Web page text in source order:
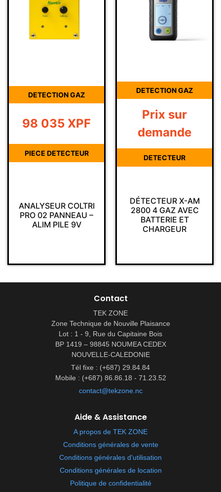
DETECTION GAZ
ANALYSEUR COLTRI
PRO 02 PANNEAU –
ALIM PILE 9V
98 035 XPF
PIECE DETECTEUR
DETECTION GAZ
DÉTECTEUR X-AM
2800 4 GAZ AVEC
BATTERIE ET
CHARGEUR
Prix sur
demande
DETECTEUR
Contact
TEK ZONE
Zone Technique de Nouville Plaisance
Lot : 1 - 9, Rue du Capitaine Bois
BP 1419 – 98845 NOUMEA CEDEX
NOUVELLE-CALEDONIE
Tél fixe : (+687) 29.84.84
Mobile : (+687) 86.86.18 - 71.23.52
contact@tekzone.nc
Aide & Assistance
A propos de TEK ZONE
Conditions générales de vente
Conditions générales d'utilisation
Conditions générales de location
Politique de confidentialité